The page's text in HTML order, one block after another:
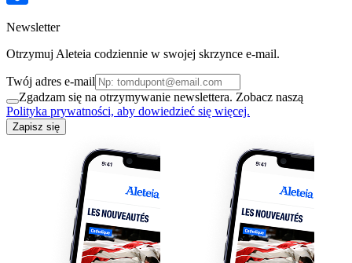
Newsletter
Otrzymuj Aleteia codziennie w swojej skrzynce e-mail.
Twój adres e-mail
Zgadzam się na otrzymywanie newslettera. Zobacz naszą
Polityka prywatności, aby dowiedzieć się więcej.
Zapisz się